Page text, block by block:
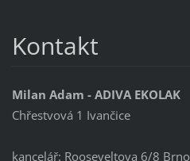
Kontakt
Milan Adam - ADIVA EKOLAK
Chřestvová 1 Ivančice
kancelář: Rooseveltova 6/8 Brno